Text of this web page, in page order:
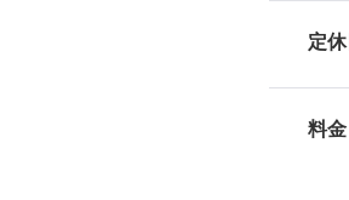
定休
料金